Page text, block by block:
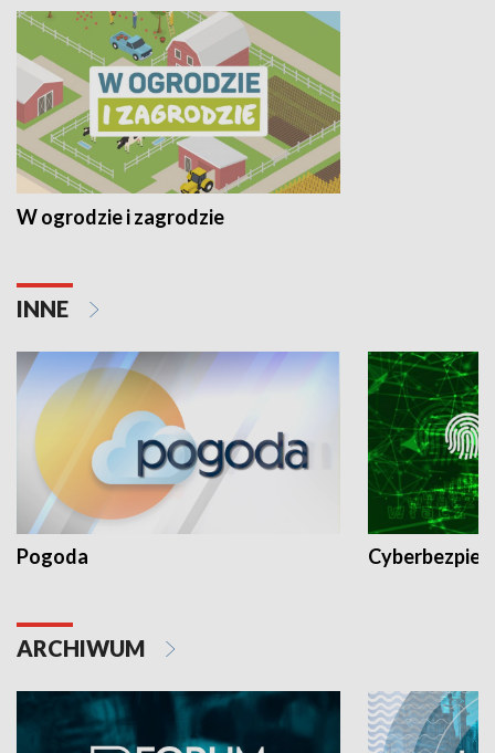
W ogrodzie i zagrodzie
INNE
Pogoda
ARCHIWUM